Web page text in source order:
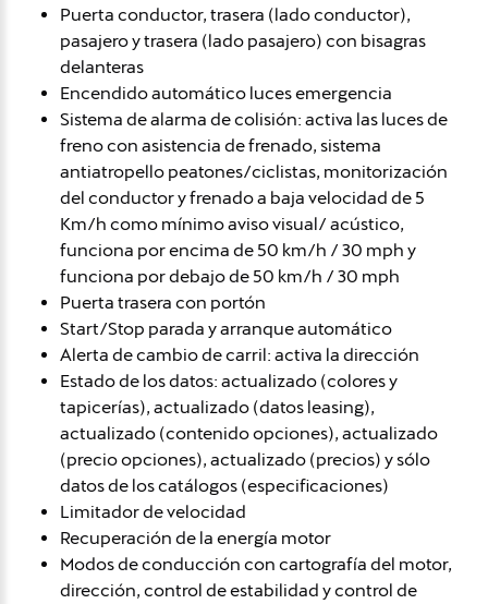
Puerta conductor, trasera (lado conductor),
pasajero y trasera (lado pasajero) con bisagras
delanteras
Encendido automático luces emergencia
Sistema de alarma de colisión: activa las luces de
freno con asistencia de frenado, sistema
antiatropello peatones/ciclistas, monitorización
del conductor y frenado a baja velocidad de 5
Km/h como mínimo aviso visual/ acústico,
funciona por encima de 50 km/h / 30 mph y
funciona por debajo de 50 km/h / 30 mph
Puerta trasera con portón
Start/Stop parada y arranque automático
Alerta de cambio de carril: activa la dirección
Estado de los datos: actualizado (colores y
tapicerías), actualizado (datos leasing),
actualizado (contenido opciones), actualizado
(precio opciones), actualizado (precios) y sólo
datos de los catálogos (especificaciones)
Limitador de velocidad
Recuperación de la energía motor
Modos de conducción con cartografía del motor,
dirección, control de estabilidad y control de